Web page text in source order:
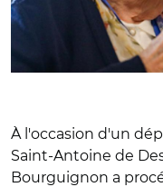
À l'occasion d'un
Saint-Antoine de
Bourguignon a